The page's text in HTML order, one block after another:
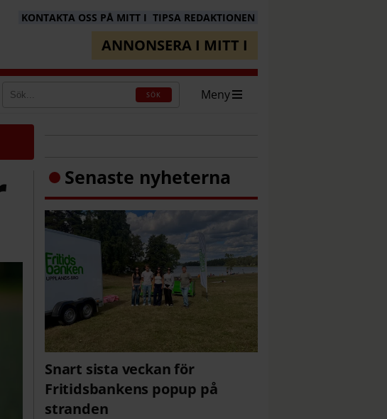
KONTAKTA OSS PÅ MITT I TIPSA REDAKTIONEN
ANNONSERA I MITT I
SÖK Meny
Senaste nyheterna
Snart sista veckan för
Fritidsbankens popup på
stranden